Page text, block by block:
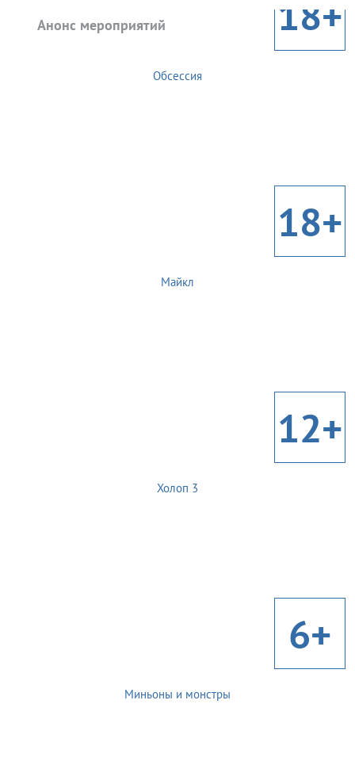
Анонс мероприятий 18+
Обсессия
18+
Майкл
12+
Холоп 3
6+
Миньоны и монстры